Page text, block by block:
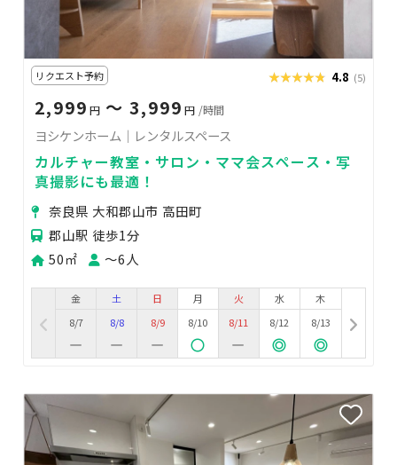
リクエスト予約 ★★★★★
★★★★★ 4.8 (5)
2,999 円 〜 3,999 円 /時間
ヨシケンホーム｜レンタルスペース
カルチャー教室・サロン・ママ会スペース・写
真撮影にも最適！
奈良県 大和郡山市 高田町
郡山駅 徒歩1分
50㎡
〜6人
金
8/7
土
8/8
日
8/9
月
8/10
火
8/11
水
8/12
木
8/13